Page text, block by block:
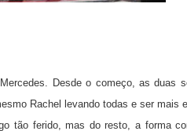
Desde o começo, as duas
Rachel levando todas e ser mais
tão ferido, mas do resto, a forma